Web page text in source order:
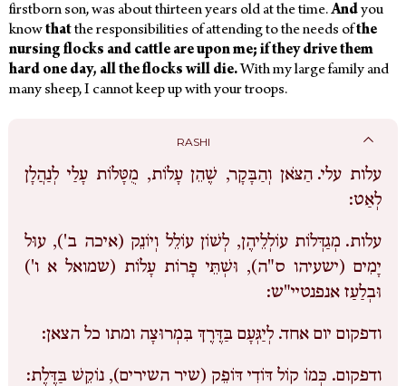
firstborn son, was about thirteen years old at the time.Andyou
knowthatthe responsibilities of attending to the needs ofthe
nursing flocks and cattle are upon me; if they drive them
hard one day, all the flocks will die. With my large family and
many sheep, I cannot keep up with your troops.
RASHI
עלות עלי. הַצֹּאן וְהַבָּקָר, שֶׁהֵן עָלוֹת, מֻטָּלוֹת עָלַי לְנַהֲלָן
לְאַט:
עלות. מְגַדְּלוֹת עוֹלְלֵיהֶן, לְשׁוֹן עוֹלֵל וְיוֹנֵק (איכה ב'), עוּל
יָמִים (ישעיהו ס"ה), וּשְׁתֵּי פָרוֹת עָלוֹת (שמואל א ו')
וּבְלַעַז אנפנטיי"ש:
ודפקום יום אחד. לְיַגְּעָם בַּדֶּרֶךְ בִּמְרוּצָה ומתו כל הצאן:
ודפקום. כְּמוֹ קוֹל דּוֹדִי דּוֹפֵק (שיר השירים), נוֹקֵשׁ בַּדֶּלֶת: